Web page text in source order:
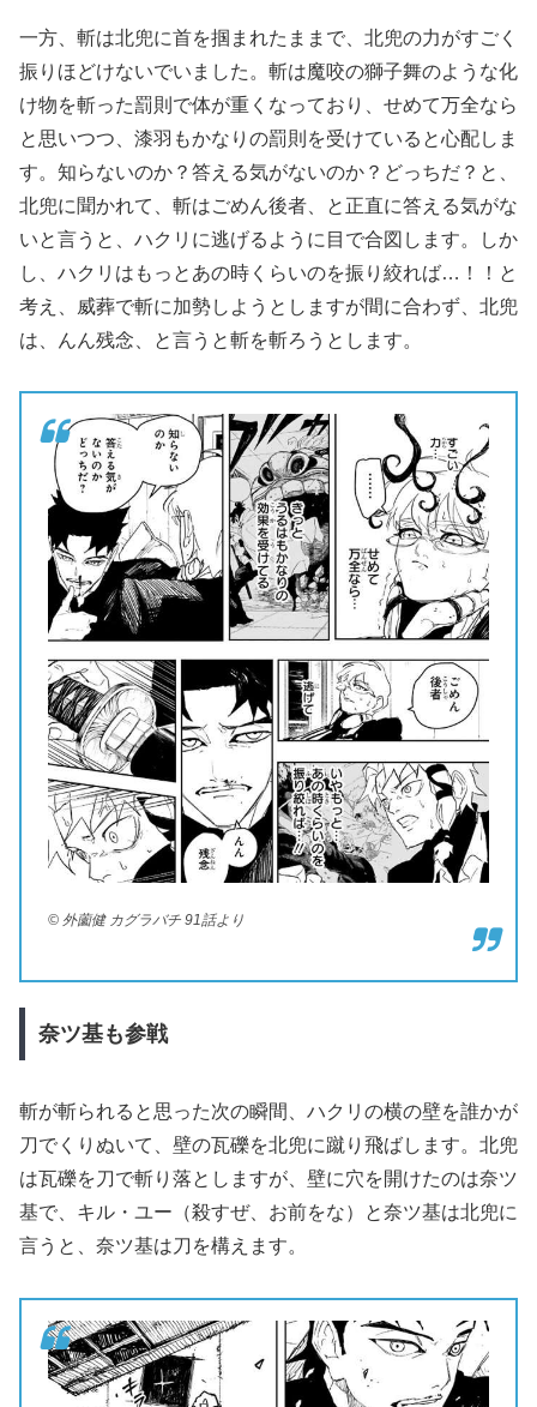
一方、斬は北兜に首を掴まれたままで、北兜の力がすごく
振りほどけないでいました。斬は魔咬の獅子舞のような化
け物を斬った罰則で体が重くなっており、せめて万全なら
と思いつつ、漆羽もかなりの罰則を受けていると心配しま
す。知らないのか？答える気がないのか？どっちだ？と、
北兜に聞かれて、斬はごめん後者、と正直に答える気がな
いと言うと、ハクリに逃げるように目で合図します。しか
し、ハクリはもっとあの時くらいのを振り絞れば…！！と
考え、威葬で斬に加勢しようとしますが間に合わず、北兜
は、んん残念、と言うと斬を斬ろうとします。
© 外薗健 カグラバチ 91話より
奈ツ基も参戦
斬が斬られると思った次の瞬間、ハクリの横の壁を誰かが
刀でくりぬいて、壁の瓦礫を北兜に蹴り飛ばします。北兜
は瓦礫を刀で斬り落としますが、壁に穴を開けたのは奈ツ
基で、キル・ユー（殺すぜ、お前をな）と奈ツ基は北兜に
言うと、奈ツ基は刀を構えます。